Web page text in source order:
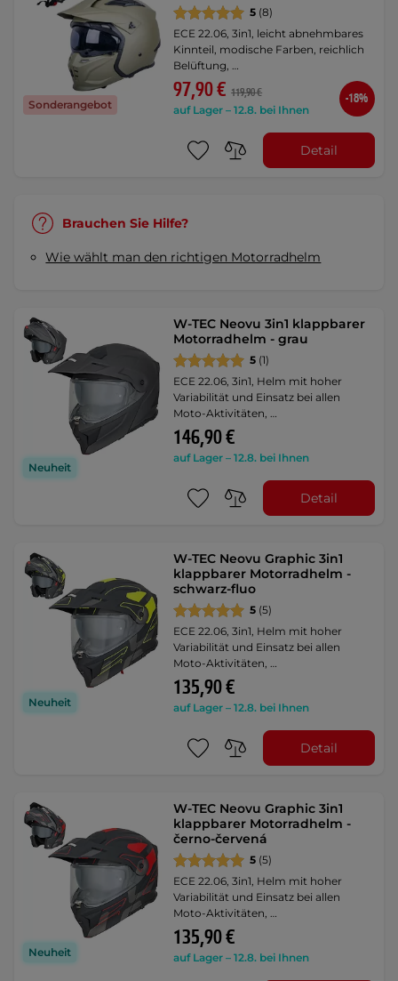
Sonderangebot
5 (8)
ECE 22.06, 3in1, leicht abnehmbares
Kinnteil, modische Farben, reichlich
Belüftung, …
97,90 € 119,90 €
auf Lager – 12.8. bei Ihnen
-18%
Detail
Brauchen Sie Hilfe?
Wie wählt man den richtigen Motorradhelm
Neuheit
W-TEC Neovu 3in1 klappbarer
Motorradhelm - grau
5 (1)
ECE 22.06, 3in1, Helm mit hoher
Variabilität und Einsatz bei allen
Moto-Aktivitäten, …
146,90 €
auf Lager – 12.8. bei Ihnen
Detail
Neuheit
W-TEC Neovu Graphic 3in1
klappbarer Motorradhelm -
schwarz-fluo
5 (5)
ECE 22.06, 3in1, Helm mit hoher
Variabilität und Einsatz bei allen
Moto-Aktivitäten, …
135,90 €
auf Lager – 12.8. bei Ihnen
Detail
Neuheit
W-TEC Neovu Graphic 3in1
klappbarer Motorradhelm -
černo-červená
5 (5)
ECE 22.06, 3in1, Helm mit hoher
Variabilität und Einsatz bei allen
Moto-Aktivitäten, …
135,90 €
auf Lager – 12.8. bei Ihnen